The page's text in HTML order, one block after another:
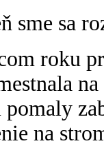
sme sa
roku
na